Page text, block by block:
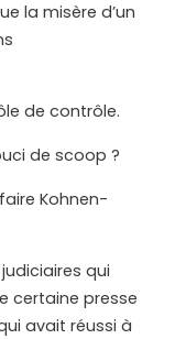
la misère d’un
de contrôle.
de scoop ?
Kohnen-
qui
certaine presse
avait réussi à